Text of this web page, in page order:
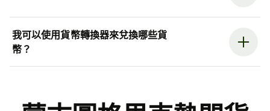
我可以使用貨幣轉換器來兌換哪些貨
幣？